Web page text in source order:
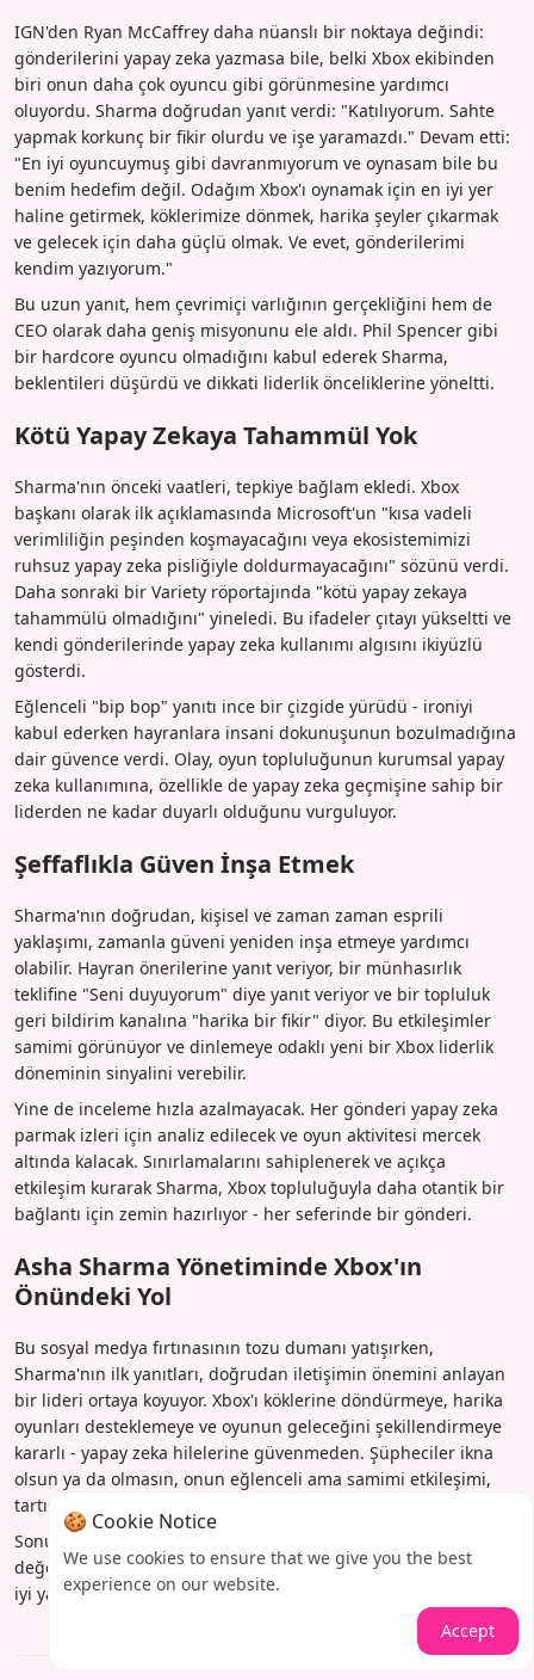
IGN'den Ryan McCaffrey daha nüanslı bir noktaya değindi:
gönderilerini yapay zeka yazmasa bile, belki Xbox ekibinden
biri onun daha çok oyuncu gibi görünmesine yardımcı
oluyordu. Sharma doğrudan yanıt verdi: "Katılıyorum. Sahte
yapmak korkunç bir fikir olurdu ve işe yaramazdı." Devam etti:
"En iyi oyuncuymuş gibi davranmıyorum ve oynasam bile bu
benim hedefim değil. Odağım Xbox'ı oynamak için en iyi yer
haline getirmek, köklerimize dönmek, harika şeyler çıkarmak
ve gelecek için daha güçlü olmak. Ve evet, gönderilerimi
kendim yazıyorum."
Bu uzun yanıt, hem çevrimiçi varlığının gerçekliğini hem de
CEO olarak daha geniş misyonunu ele aldı. Phil Spencer gibi
bir hardcore oyuncu olmadığını kabul ederek Sharma,
beklentileri düşürdü ve dikkati liderlik önceliklerine yöneltti.
Kötü Yapay Zekaya Tahammül Yok
Sharma'nın önceki vaatleri, tepkiye bağlam ekledi. Xbox
başkanı olarak ilk açıklamasında Microsoft'un "kısa vadeli
verimliliğin peşinden koşmayacağını veya ekosistemimizi
ruhsuz yapay zeka pisliğiyle doldurmayacağını" sözünü verdi.
Daha sonraki bir Variety röportajında "kötü yapay zekaya
tahammülü olmadığını" yineledi. Bu ifadeler çıtayı yükseltti ve
kendi gönderilerinde yapay zeka kullanımı algısını ikiyüzlü
gösterdi.
Eğlenceli "bip bop" yanıtı ince bir çizgide yürüdü - ironiyi
kabul ederken hayranlara insani dokunuşunun bozulmadığına
dair güvence verdi. Olay, oyun topluluğunun kurumsal yapay
zeka kullanımına, özellikle de yapay zeka geçmişine sahip bir
liderden ne kadar duyarlı olduğunu vurguluyor.
Şeffaflıkla Güven İnşa Etmek
Sharma'nın doğrudan, kişisel ve zaman zaman esprili
yaklaşımı, zamanla güveni yeniden inşa etmeye yardımcı
olabilir. Hayran önerilerine yanıt veriyor, bir münhasırlık
teklifine "Seni duyuyorum" diye yanıt veriyor ve bir topluluk
geri bildirim kanalına "harika bir fikir" diyor. Bu etkileşimler
samimi görünüyor ve dinlemeye odaklı yeni bir Xbox liderlik
döneminin sinyalini verebilir.
Yine de inceleme hızla azalmayacak. Her gönderi yapay zeka
parmak izleri için analiz edilecek ve oyun aktivitesi mercek
altında kalacak. Sınırlamalarını sahiplenerek ve açıkça
etkileşim kurarak Sharma, Xbox topluluğuyla daha otantik bir
bağlantı için zemin hazırlıyor - her seferinde bir gönderi.
Asha Sharma Yönetiminde Xbox'ın
Önündeki Yol
Bu sosyal medya fırtınasının tozu dumanı yatışırken,
Sharma'nın ilk yanıtları, doğrudan iletişimin önemini anlayan
bir lideri ortaya koyuyor. Xbox'ı köklerine döndürmeye, harika
oyunları desteklemeye ve oyunun geleceğini şekillendirmeye
kararlı - yapay zeka hilelerine güvenmeden. Şüpheciler ikna
olsun ya da olmasın, onun eğlenceli ama samimi etkileşimi,
tartışmalarla nasıl başa çıkacağına dair bir emsal oluşturdu.
Sonuç olarak, bu bölüm yapay zeka çağında özgünlüğün
değerli olduğunu hatırlatıyor. Ve Xbox'ın yeni patronu için en
iyi yanıt sadece insan olmak.
🍪 Cookie Notice
We use cookies to ensure that we give you the best
experience on our website.
Accept